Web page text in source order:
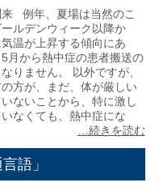
来 例年、夏場は当然のこ
ルデンウィーク以降か
温が上昇する傾向にあ
月から熱中症の患者搬送の
りません。 以外ですが、
方が、まだ、体が厳しい
ないことから、特に激し
なくても、熱中症にな
…続きを読む
語」